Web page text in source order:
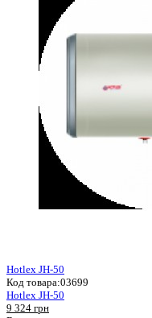
Hotlex JH-50
Код товара:03699
Hotlex JH-50
9 324 грн